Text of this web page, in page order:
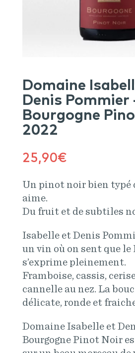
Domaine
Denis Pommier
Bourgogne
2022
25,90€
Un pinot noir bien typé
aime.
Du fruit et de subtiles
Isabelle et Denis
un vin où on sent que
s’exprime pleinement.
Framboise, cassis,
cannelle au nez. La
délicate, ronde et
Domaine Isabelle et
Bourgogne Pinot Noir